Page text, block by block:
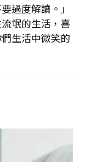
過度解讀。」
氓的生活，喜
生活中微笑的